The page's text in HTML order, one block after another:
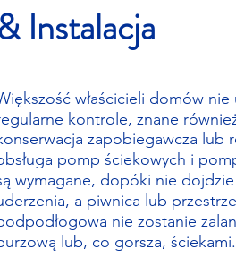
Instalacja
właścicieli domów nie
kontrole, znane
zapobiegawcza lub
pomp ściekowych i
wymagane, dopóki nie
a piwnica lub
nie zostanie
lub, co gorsza, ściekami.